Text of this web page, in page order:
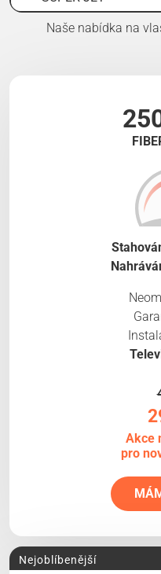
Naše nabídka na
Akce
pro
Nejoblíbenější